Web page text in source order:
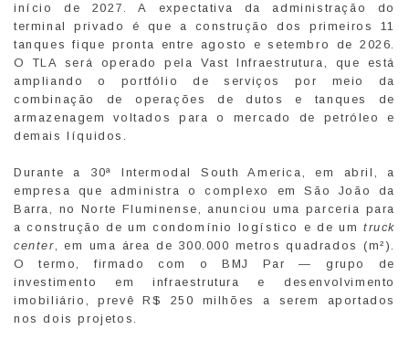
início de 2027. A expectativa da administração do
terminal privado é que a construção dos primeiros 11
tanques fique pronta entre agosto e setembro de 2026.
O TLA será operado pela Vast Infraestrutura, que está
ampliando o portfólio de serviços por meio da
combinação de operações de dutos e tanques de
armazenagem voltados para o mercado de petróleo e
demais líquidos.
Durante a 30ª Intermodal South America, em abril, a
empresa que administra o complexo em São João da
Barra, no Norte Fluminense, anunciou uma parceria para
a construção de um condomínio logístico e de um truck
center, em uma área de 300.000 metros quadrados (m²).
O termo, firmado com o BMJ Par — grupo de
investimento em infraestrutura e desenvolvimento
imobiliário, prevê R$ 250 milhões a serem aportados
nos dois projetos.